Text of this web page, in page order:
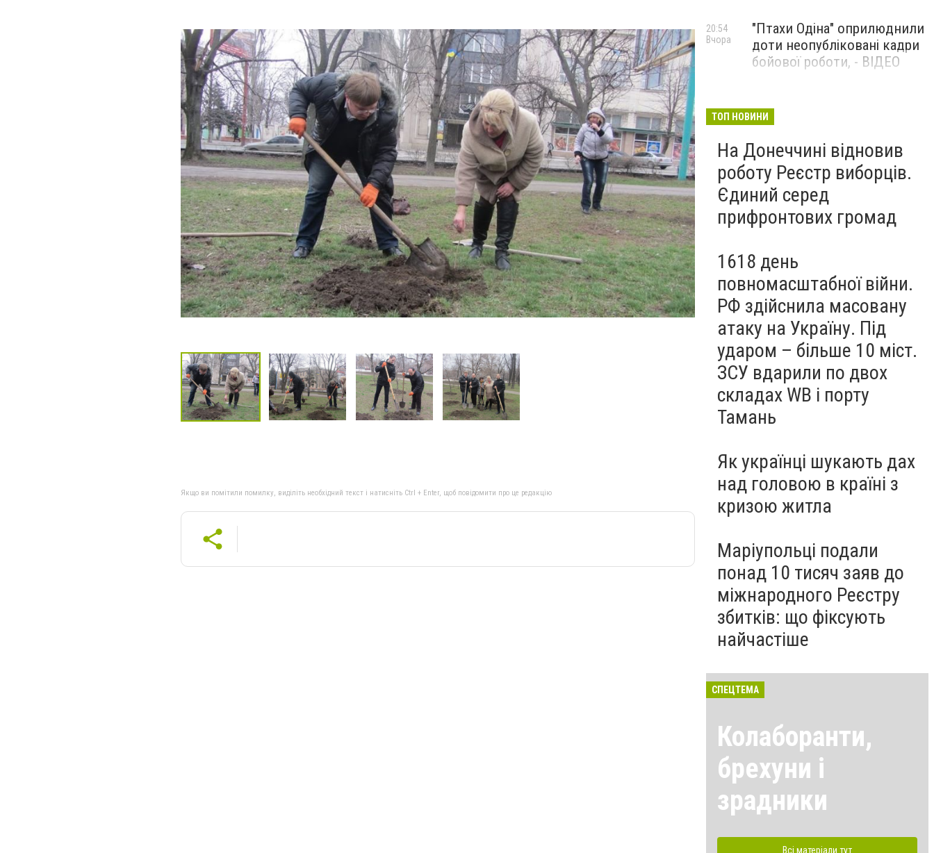
Якщо ви помітили помилку, виділіть необхідний текст і натисніть Ctrl + Enter, щоб повідомити про це редакцію
"Птахи Одіна" оприлюднили
доти неопубліковані кадри
бойової роботи, - ВІДЕО
20:54
Вчора
Бєдняков зіграє тата
новому українському
фільмі, - ФОТО
Вчора
ТОП НОВИНИ
На Донеччині відновив
роботу Реєстр виборців.
Єдиний серед
прифронтових громад
1618 день
повномасштабної війни.
РФ здійснила масовану
атаку на Україну. Під
ударом – більше 10 міст.
ЗСУ вдарили по двох
складах WB і порту
Тамань
Як українці шукають дах
над головою в країні з
кризою житла
Маріупольці подали
понад 10 тисяч заяв до
міжнародного Реєстру
збитків: що фіксують
найчастіше
СПЕЦТЕМА
Колаборанти,
брехуни і
зрадники
Всі матеріали тут